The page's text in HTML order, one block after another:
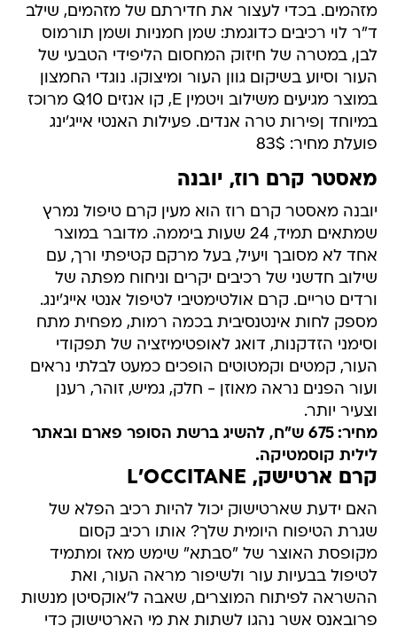
מזהמים. בכדי לעצור את חדירתם של מזהמים, שילב
ד"ר לוי רכיבים כדוגמת: שמן חמניות ושמן תורמוס
לבן, במטרה של חיזוק המחסום הליפידי הטבעי של
העור וסיוע בשיקום גוון העור ומיצוקו. נוגדי החמצון
במוצר מגיעים משילוב ויטמין E, קו אנזים Q10 מרוכז
במיוחד ןפירות טרה אנדים. פעילות האנטי אייג'ינג
פועלת מחיר: 83$
מאסטר קרם רוז, יובנה
יובנה מאסטר קרם רוז הוא מעין קרם טיפול נמרץ
שמתאים תמיד, 24 שעות ביממה. מדובר במוצר
אחד לא מסובך ויעיל, בעל מרקם קטיפתי ורך, עם
שילוב חדשני של רכיבים יקרים וניחוח מפתה של
ורדים טריים. קרם אולטימטיבי לטיפול אנטי אייג'ינג.
מספק לחות אינטנסיבית בכמה רמות, מפחית מתח
וסימני הזדקנות, דואג לאופטימיזציה של תפקודי
העור, קמטים וקמטוטים הופכים כמעט לבלתי נראים
ועור הפנים נראה מאוזן - חלק, גמיש, זוהר, רענן
וצעיר יותר.
מחיר: 675 ש"ח, להשיג ברשת הסופר פארם ובאתר
לילית קוסמטיקה.
קרם ארטישק, L'OCCITANE
האם ידעת שארטישוק יכול להיות רכיב הפלא של
שגרת הטיפוח היומית שלך? אותו רכיב קסום
מקופסת האוצר של "סבתא" שימש מאז ומתמיד
לטיפול בבעיות עור ולשיפור מראה העור, ואת
ההשראה לפיתוח המוצרים, שאבה ל'אוקסיטן מנשות
פרובאנס אשר נהגו לשתות את מי הארטישוק כדי